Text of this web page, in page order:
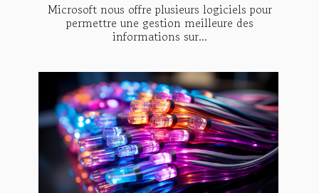
Microsoft nous offre plusieurs logiciels pour
permettre une gestion meilleure des
informations sur...